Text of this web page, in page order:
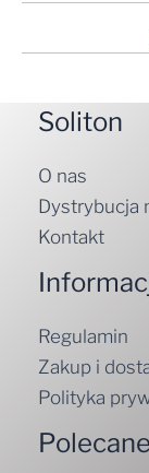
Soliton
O nas
Dystrybucja
Kontakt
Regulamin
Zakup i
Polityka
Polecane